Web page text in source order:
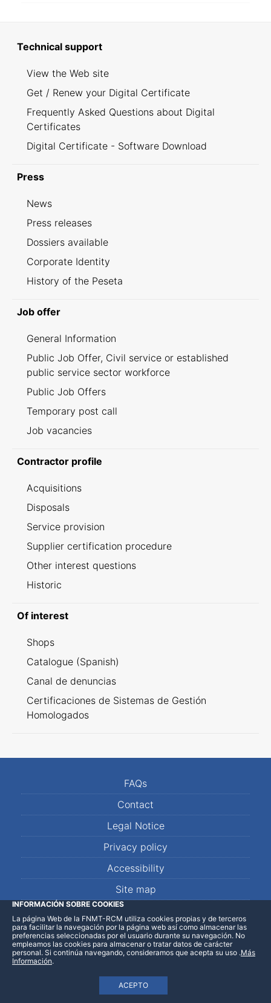
Technical support
View the Web site
Get / Renew your Digital Certificate
Frequently Asked Questions about Digital
Certificates
Digital Certificate - Software Download
Press
News
Press releases
Dossiers available
Corporate Identity
History of the Peseta
Job offer
General Information
Public Job Offer, Civil service or established
public service sector workforce
Public Job Offers
Temporary post call
Job vacancies
Contractor profile
Acquisitions
Disposals
Service provision
Supplier certification procedure
Other interest questions
Historic
Of interest
Shops
Catalogue (Spanish)
Canal de denuncias
Certificaciones de Sistemas de Gestión
Homologados
FAQs
Contact
Legal Notice
Privacy policy
Accessibility
Site map
LinkedInFacebookWhatsApp
INFORMACIÓN SOBRE COOKIES
La página Web de la FNMT-RCM utiliza cookies propias y de terceros
para facilitar la navegación por la página web así como almacenar las
preferencias seleccionadas por el usuario durante su navegación. No
empleamos las cookies para almacenar o tratar datos de carácter
personal. Si continúa navegando, consideramos que acepta su uso
ACEPTO
.Más
Información.